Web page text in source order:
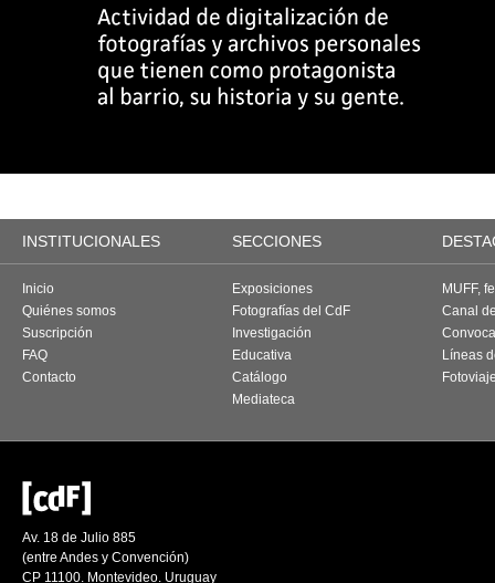
INSTITUCIONALES SECCIONES
Inicio
Quiénes somos
Suscripción
FAQ
Contacto
Exposiciones
Fotografías del CdF
Investigación
Educativa
Catálogo
Mediateca
MUFF,
Canal
Líneas
Av. 18 de Julio 885
(entre Andes y Convención)
CP 11100. Montevideo. Uruguay